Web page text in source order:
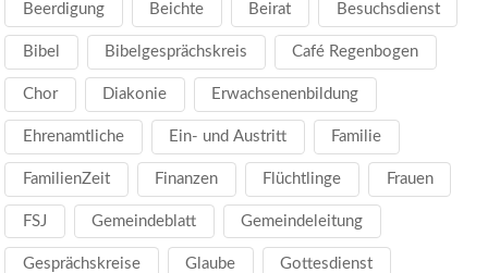
Beerdigung Beichte Beirat Besuchsdienst
Bibel Bibelgesprächskreis Café Regenbogen
Chor Diakonie Erwachsenenbildung
Ehrenamtliche Ein- und Austritt Familie
FamilienZeit Finanzen Flüchtlinge Frauen
FSJ Gemeindeblatt Gemeindeleitung
Gesprächskreise Glaube Gottesdienst